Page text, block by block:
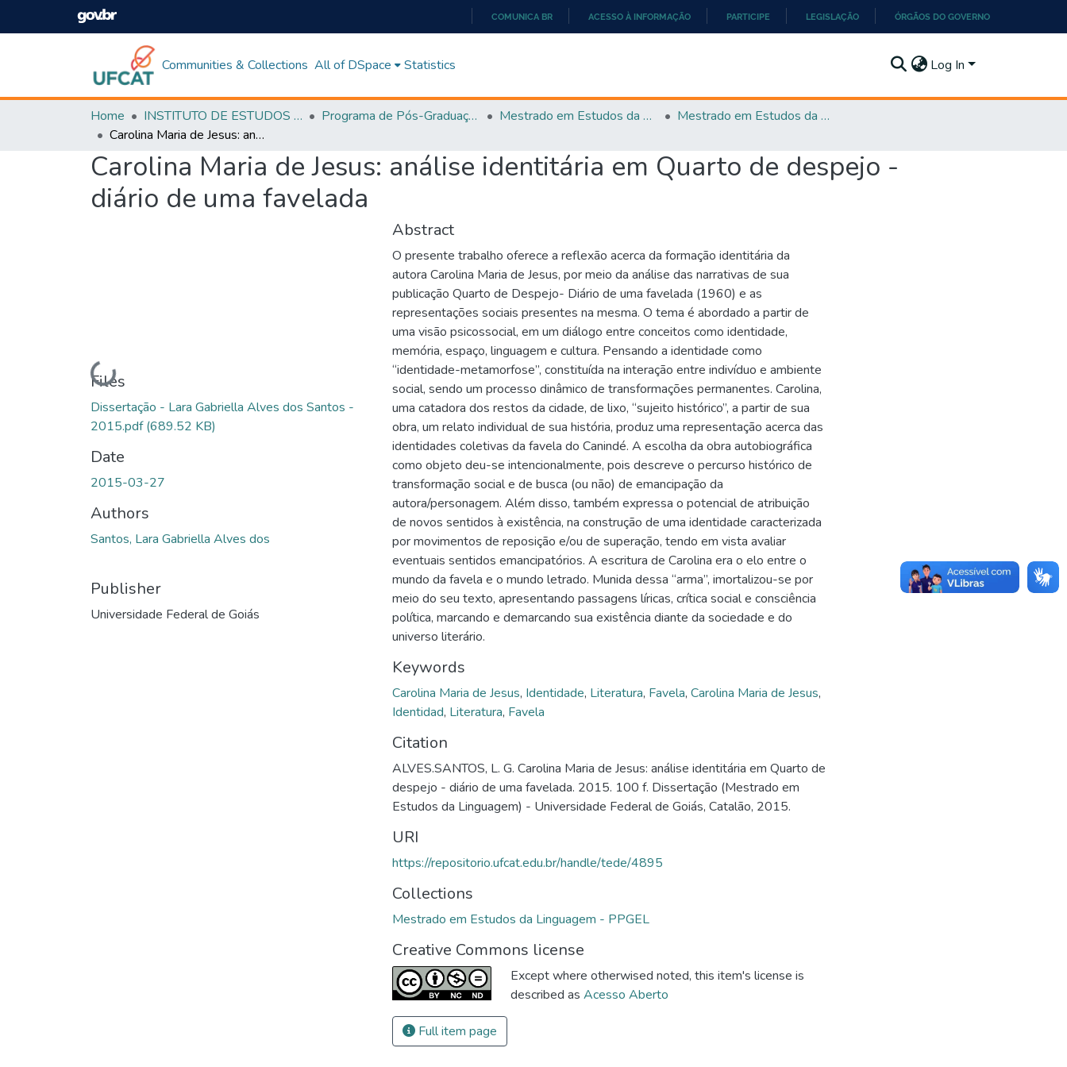
CONTEÚDO
COMUNICA BR ACESSO À INFORMAÇÃO PARTICIPE LEGISLAÇÃO ÓRGÃOS DO GOVERNO
Communities & Collections All of DSpace Statistics Log In
Home INSTITUTO DE ESTUDOS DA LINGUAGEM Programa de Pós-Graduação em Estudos da Linguagem (PPGEL) Mestrado em Estudos da Linguagem - PPGEL
Mestrado em Estudos da Linguagem - PPGEL
Carolina Maria de Jesus: análise identitária em Quarto de despejo - diário de uma favelada
Carolina Maria de Jesus: análise identitária em Quarto de despejo -
diário de uma favelada
Loading...
Files
Dissertação - Lara Gabriella Alves dos Santos -
2015.pdf(689.52 KB)
Date
2015-03-27
Authors
Santos, Lara Gabriella Alves dos
Publisher
Universidade Federal de Goiás
Abstract
O presente trabalho oferece a reflexão acerca da formação identitária da
autora Carolina Maria de Jesus, por meio da análise das narrativas de sua
publicação Quarto de Despejo- Diário de uma favelada (1960) e as
representações sociais presentes na mesma. O tema é abordado a partir de
uma visão psicossocial, em um diálogo entre conceitos como identidade,
memória, espaço, linguagem e cultura. Pensando a identidade como
“identidade-metamorfose”, constituída na interação entre indivíduo e ambiente
social, sendo um processo dinâmico de transformações permanentes. Carolina,
uma catadora dos restos da cidade, de lixo, “sujeito histórico”, a partir de sua
obra, um relato individual de sua história, produz uma representação acerca das
identidades coletivas da favela do Canindé. A escolha da obra autobiográfica
como objeto deu-se intencionalmente, pois descreve o percurso histórico de
transformação social e de busca (ou não) de emancipação da
autora/personagem. Além disso, também expressa o potencial de atribuição
de novos sentidos à existência, na construção de uma identidade caracterizada
por movimentos de reposição e/ou de superação, tendo em vista avaliar
eventuais sentidos emancipatórios. A escritura de Carolina era o elo entre o
mundo da favela e o mundo letrado. Munida dessa “arma”, imortalizou-se por
meio do seu texto, apresentando passagens líricas, crítica social e consciência
política, marcando e demarcando sua existência diante da sociedade e do
universo literário.
Keywords
Carolina Maria de Jesus, Identidade, Literatura, Favela, Carolina Maria de Jesus,
Identidad, Literatura, Favela
Citation
ALVES.SANTOS, L. G. Carolina Maria de Jesus: análise identitária em Quarto de
despejo - diário de uma favelada. 2015. 100 f. Dissertação (Mestrado em
Estudos da Linguagem) - Universidade Federal de Goiás, Catalão, 2015.
URI
https://repositorio.ufcat.edu.br/handle/tede/4895
Collections
Mestrado em Estudos da Linguagem - PPGEL
Creative Commons license
Except where otherwised noted, this item's license is
described as Acesso Aberto
Full item page